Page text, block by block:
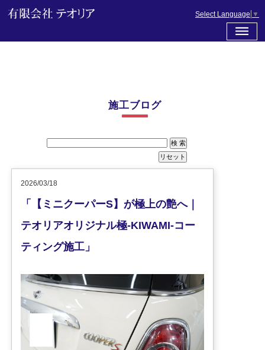
Select Language ▼
施工ブログ
2026/03/18
「【ミニクーパーS】が極上の艶へ｜
テオリアオリジナル極-KIWAMI-コー
ティング施工」